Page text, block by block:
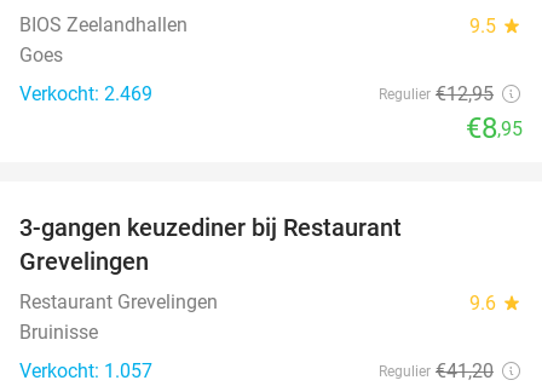
BIOS Zeelandhallen 9.5 star
Goes
Verkocht: 2.469
Regulier €12,95
€8,95
3-gangen keuzediner bij Restaurant
Grevelingen
Restaurant Grevelingen 9.6 star
Bruinisse
Verkocht: 1.057
Regulier €41,20